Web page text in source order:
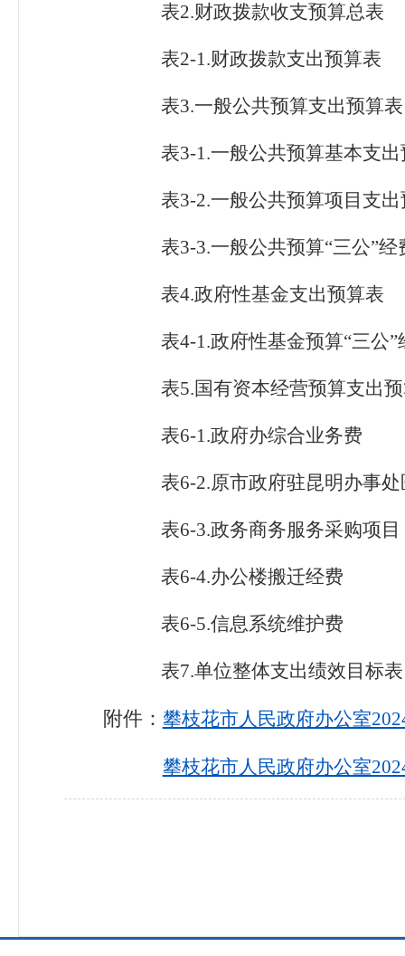
表2.财政拨款收支预算总表
表2-1.财政拨款支出预算表
表3.一般公共预算支出预算表
表3-1.一般公共预算基本支
表3-2.一般公共预算项目支
表3-3.一般公共预算“三公”
表4.政府性基金支出预算表
表4-1.政府性基金预算“三公
表5.国有资本经营预算支出
表6-1.政府办综合业务费
表6-2.原市政府驻昆明办事
表6-3.政务商务服务采购项目
表6-4.办公楼搬迁经费
表6-5.信息系统维护费
表7.单位整体支出绩效目标表
附件： 攀枝花市人民政府办公室
攀枝花市人民政府办公室